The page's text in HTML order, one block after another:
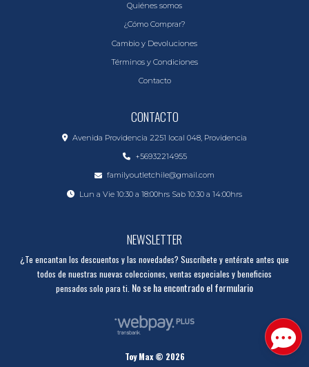
Quiénes somos
¿Cómo Comprar?
Cambio y Devoluciones
Términos y Condiciones
Contacto
CONTACTO
Avenida Providencia 2251 local 048, Providencia
+56932214955
familyoutletchile@gmail.com
Lun a Vie 10:30 a 18:00hrs Sab 10:30 a 14:00hrs
NEWSLETTER
¿Te encantan los descuentos y las novedades? Suscríbete y entérate antes que
todos de nuestras nuevas colecciones, ventas especiales y beneficios
pensados solo para ti. No se ha encontrado el formulario
Toy Max © 2026